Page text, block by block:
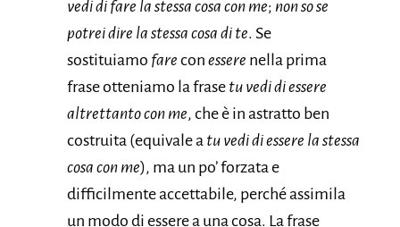
vedi di fare la stessa cosa con me; non so se
potrei dire la stessa cosa di te. Se
sostituiamo fare con essere nella prima
frase otteniamo la frase tu vedi di essere
altrettanto con me, che è in astratto ben
costruita (equivale a tu vedi di essere la stessa
cosa con me), ma un po’ forzata e
difficilmente accettabile, perché assimila
un modo di essere a una cosa. La frase